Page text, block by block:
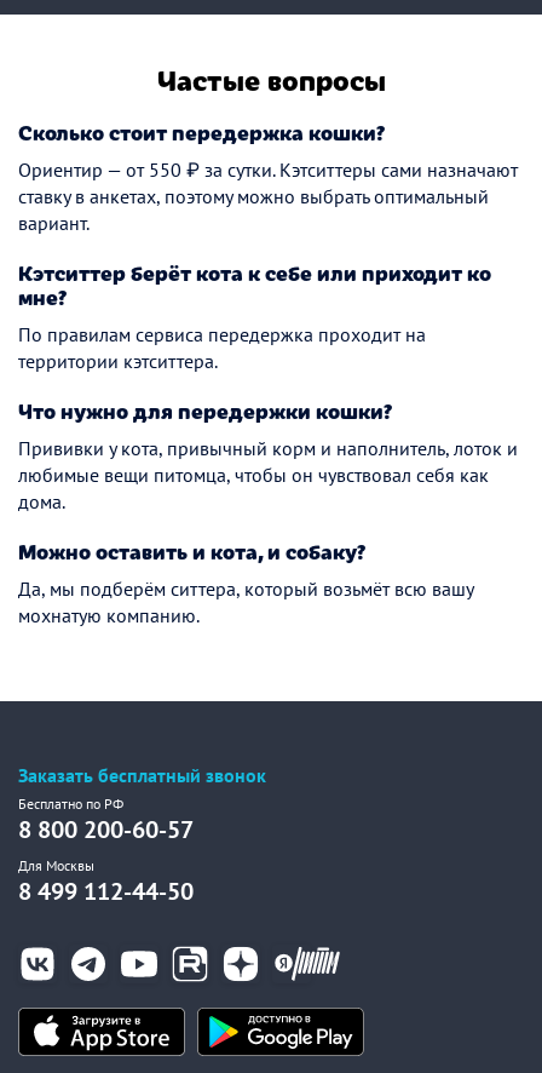
Частые вопросы
Сколько стоит передержка кошки?
Ориентир — от 550 ₽ за сутки. Кэтситтеры сами назначают
ставку в анкетах, поэтому можно выбрать оптимальный
вариант.
Кэтситтер берёт кота к себе или приходит ко
мне?
По правилам сервиса передержка проходит на
территории кэтситтера.
Что нужно для передержки кошки?
Прививки у кота, привычный корм и наполнитель, лоток и
любимые вещи питомца, чтобы он чувствовал себя как
дома.
Можно оставить и кота, и собаку?
Да, мы подберём ситтера, который возьмёт всю вашу
мохнатую компанию.
Заказать бесплатный звонок
Бесплатно по РФ
8 800 200-60-57
Для Москвы
8 499 112-44-50